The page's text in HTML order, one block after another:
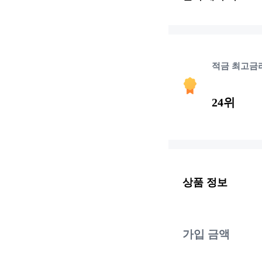
적금 최고금
24위
상품 정보
가입 금액